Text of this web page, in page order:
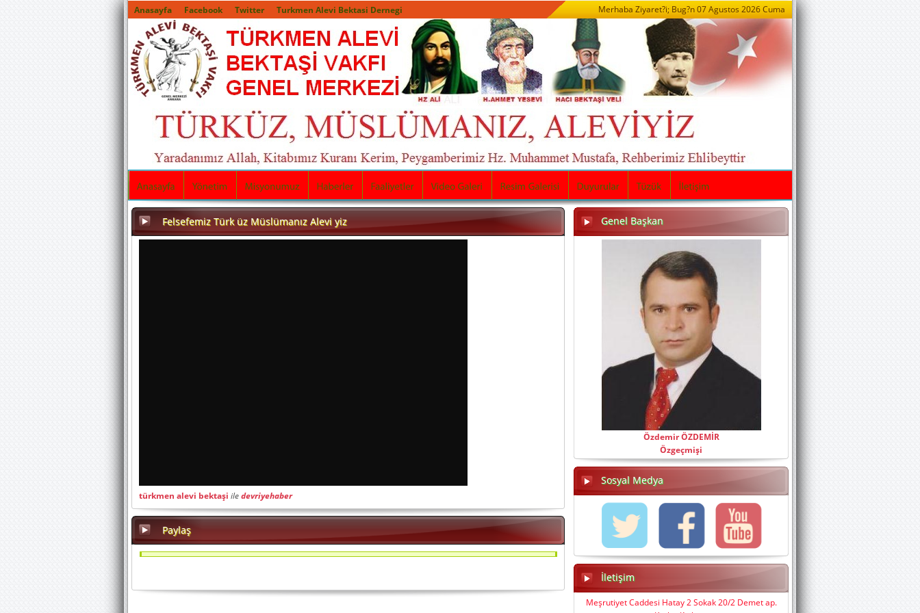
Anasayfa Facebook Twitter Turkmen Alevi Bektasi Dernegi Merhaba Ziyaret?i; Bug?n07 Agustos 2026 Cuma
Felsefemiz Türk üz Müslümanız Alevi yiz
türkmen alevi bektaşi iledevriyehaber
Paylaş
Genel Başkan
Özdemir ÖZDEMİR
Özgeçmişi
Sosyal Medya
İletişim
Meşrutiyet Caddesi Hatay 2 Sokak 20/2 Demet ap.